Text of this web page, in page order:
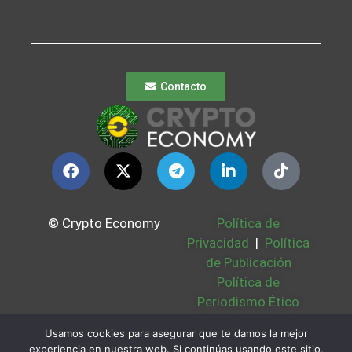
Contacto
© Crypto Economy
Política de
Privacidad | Política
de Publicación
Política de
Periodismo Ético
Bases Legales |
Usamos cookies para asegurar que te damos la mejor
experiencia en nuestra web. Si continúas usando este sitio,